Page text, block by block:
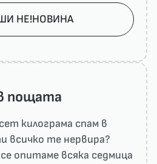
НЕ!НОВИНА
пощата
килограма спам в
всичко те нервира?
опитаме всяка седмица